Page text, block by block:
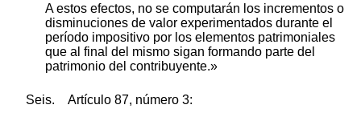
A estos efectos, no se computarán los incrementos o
disminuciones de valor experimentados durante el
período impositivo por los elementos patrimoniales
que al final del mismo sigan formando parte del
patrimonio del contribuyente.»
Seis. Artículo 87, número 3: